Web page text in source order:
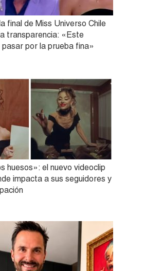
final de Miss Universo Chile
transparencia: «Este
por la prueba fina»
huesos»: el nuevo videoclip
impacta a sus seguidores y